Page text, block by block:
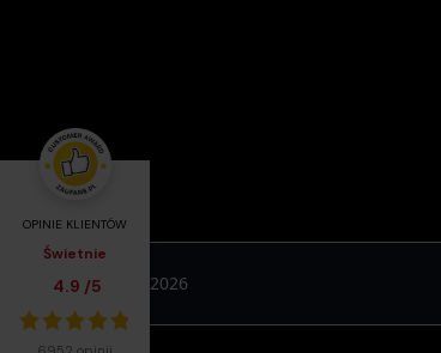
OPINIE KLIENTÓW
Świetnie
Średnia ocena klientów:
4.9 /5
Łącznie opinii:
Broń.pl © 2026